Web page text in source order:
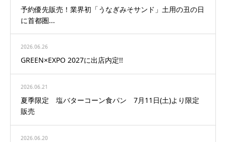
予約優先販売！業界初「うなぎみそサンド」土用の丑の日
に首都圏...
2026.06.26
GREEN×EXPO 2027に出店内定!!
2026.06.21
夏季限定 塩バターコーン食パン 7月11日(土)より限定
販売
2026.06.20